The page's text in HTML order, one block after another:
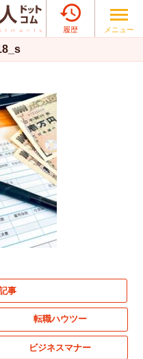

履歴 メニュー
事
転職ハウツー
ビジネスマナー